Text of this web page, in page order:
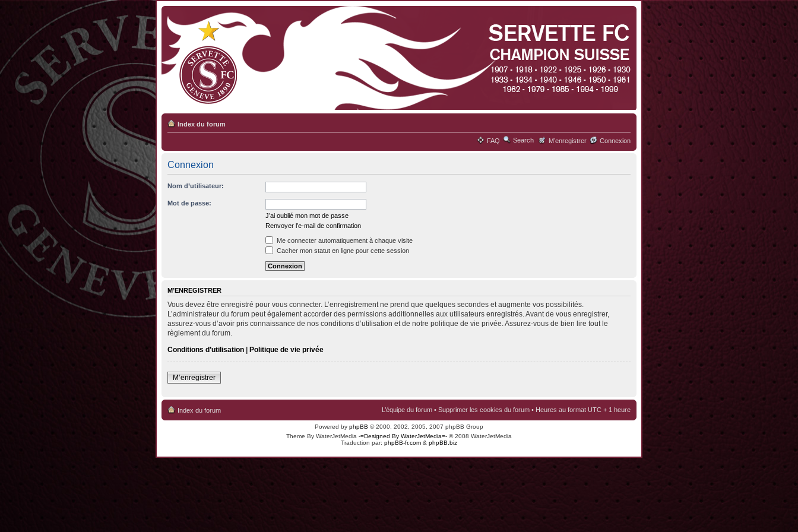
Index du forum
FAQ Search M’enregistrer Connexion
Connexion
Nom d’utilisateur:
Mot de passe:
J’ai oublié mon mot de passe
Renvoyer l’e-mail de confirmation
Me connecter automatiquement à chaque visite
Cacher mon statut en ligne pour cette session
M’ENREGISTRER
Vous devez être enregistré pour vous connecter. L’enregistrement ne prend que quelques secondes et augmente vos possibilités.
L’administrateur du forum peut également accorder des permissions additionnelles aux utilisateurs enregistrés. Avant de vous enregistrer,
assurez-vous d’avoir pris connaissance de nos conditions d’utilisation et de notre politique de vie privée. Assurez-vous de bien lire tout le
règlement du forum.
Conditions d’utilisation | Politique de vie privée
M’enregistrer
Index du forum L’équipe du forum • Supprimer les cookies du forum • Heures au format UTC + 1 heure
Powered by phpBB © 2000, 2002, 2005, 2007 phpBB Group
Theme By WaterJetMedia -=Designed By WaterJetMedia=- © 2008 WaterJetMedia
Traduction par: phpBB-fr.com & phpBB.biz